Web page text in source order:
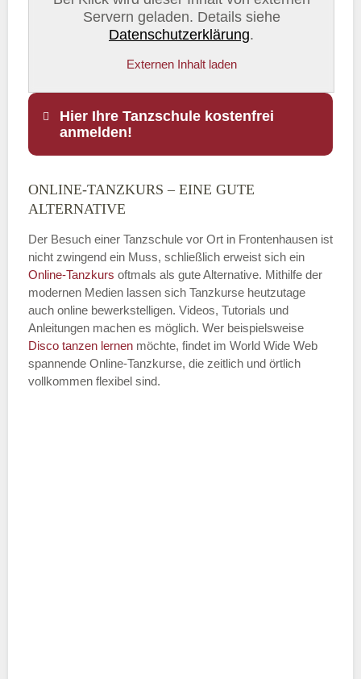
Servern geladen. Details siehe
Datenschutzerklärung.
Externen Inhalt laden
Hier Ihre Tanzschule kostenfrei
anmelden!
Name
E-Mail*
Name der Tanzschule
ONLINE-TANZKURS – EINE GUTE
ALTERNATIVE
Der Besuch einer Tanzschule vor Ort in Frontenhausen ist
nicht zwingend ein Muss, schließlich erweist sich ein
Online-Tanzkurs oftmals als gute Alternative. Mithilfe der
modernen Medien lassen sich Tanzkurse heutzutage
auch online bewerkstelligen. Videos, Tutorials und
Anleitungen machen es möglich. Wer beispielsweise
Disco tanzen lernen möchte, findet im World Wide Web
spannende Online-Tanzkurse, die zeitlich und örtlich
vollkommen flexibel sind.